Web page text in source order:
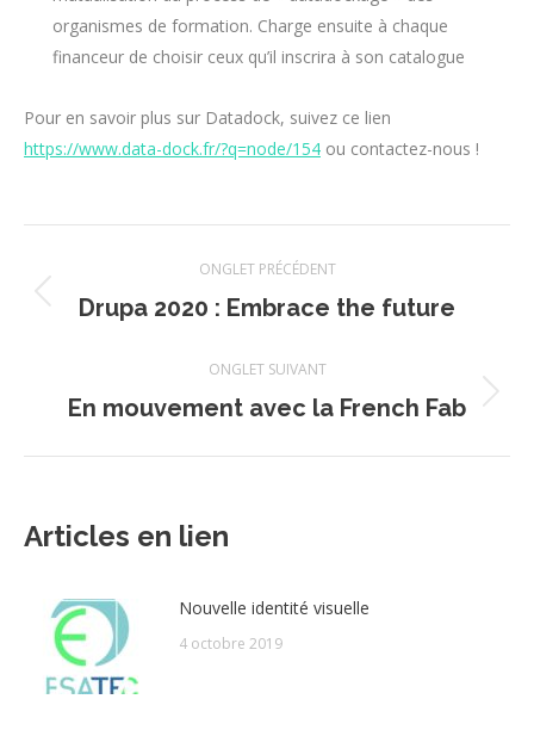
organismes de formation. Charge ensuite à chaque
financeur de choisir ceux qu’il inscrira à son catalogue
Pour en savoir plus sur Datadock, suivez ce lien
https://www.data-dock.fr/?q=node/154 ou contactez-nous !
de
commentaire
ONGLET PRÉCÉDENT
Onglet
Drupa 2020 : Embrace the future
ONGLET SUIVANT
Onglet
En mouvement avec la French Fab
Articles en lien
Nouvelle identité visuelle
4 octobre 2019